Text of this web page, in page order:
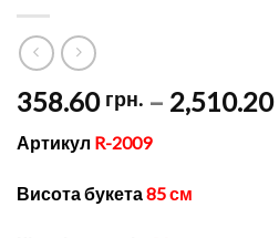
358.60 грн. – 2,510.20
Артикул R-2009
Висота букета85 см